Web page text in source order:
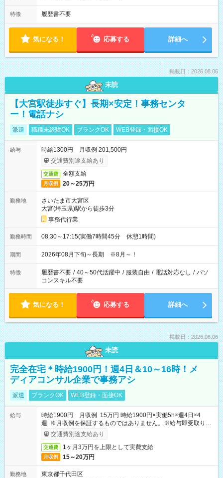
特徴 履歴書不要
気になる！ 応募する 詳細へ
掲載日：2026.08.06
未読
【大宮駅徒歩すぐ】長期×安定！事務センタ
ー！電話ナシ
派遣 職種未経験OK ブランクOK WEB登録・面接OK
給与
時給1300円 月収例 201,500円
交通費別途支給あり
交通費 全額支給
月収例 20～25万円
勤務地
さいたま市大宮区
大宮(埼玉県)駅から徒歩3分
事務代行業
勤務時間 08:30～17:15(実働7時間45分 休憩1時間)
期間 2026年08月下旬～長期 ※8月～！
特徴 履歴書不要 / 40～50代活躍中 / 服装自由 / 電話対応なし / パソ
コンスキル不要
気になる！ 応募する 詳細へ
掲載日：2026.08.06
未読
完全在宅＊時給1900円！週4日＆10～16時！メ
ディアコンサル企業で事務アシ
派遣 ブランクOK WEB登録・面接OK
給与
時給1900円 月収例 15万円 時給1900円×実働5h×週4日×4
週 ※月収例を保証するものではありません。※給与即受取りサ
ービス利用可（利用条件有）
交通費別途支給あり
交通費 1ヶ月3万円を上限として実費支給
月収例 15～20万円
勤務地
東京都千代田区